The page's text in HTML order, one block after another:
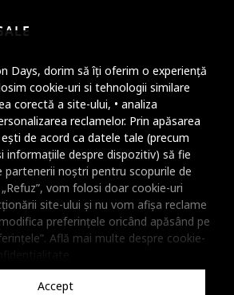
Days, dorim să îți oferim o experiență
cookie-uri si tehnologii similare
corectă a site-ului, • analiza
reclamelor. Prin apăsarea
de acord ca datele tale (precum
informațiile despre dispozitiv) să fie
partenerii noștri pentru scopurile de
vom folosi doar cookie-uri
site-ului și nu vom afișa reclame
preferințele oricând apăsând pe
Află mai multe despre cookie-
Accept
Micsoreaza
Mareste spatierea
Micsoreaza
Mareste inaltimea
Micsoreaza
Inverseaza culorile
Nuante de gri